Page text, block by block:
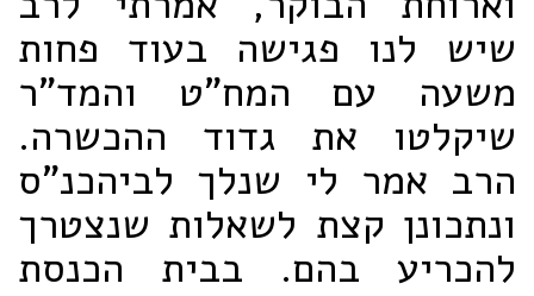
שיש לנו פגישה בעוד פחות
משעה עם המח"ט והמד"ר
שיקלטו את גדוד ההכשרה.
הרב אמר לי שנלך לביהכנ"ס
ונתכונן קצת לשאלות שנצטרך
להכריע בהם. בבית הכנסת